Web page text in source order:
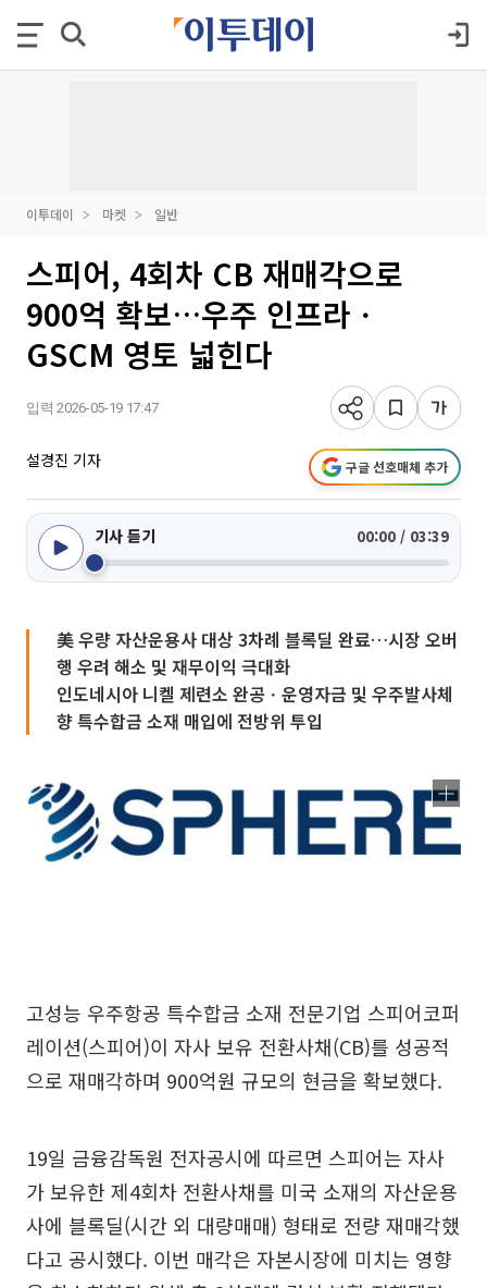
이투데이 마켓 일반
스피어, 4회차 CB 재매각으로
900억 확보…우주 인프라ㆍ
GSCM 영토 넓힌다
입력 2026-05-19 17:47
설경진 기자 구글 선호매체 추가
기사 듣기 00:00 / 03:39
美 우량 자산운용사 대상 3차례 블록딜 완료…시장 오버
행 우려 해소 및 재무이익 극대화
인도네시아 니켈 제련소 완공ㆍ운영자금 및 우주발사체
향 특수합금 소재 매입에 전방위 투입
고성능 우주항공 특수합금 소재 전문기업 스피어코퍼
레이션(스피어)이 자사 보유 전환사채(CB)를 성공적
으로 재매각하며 900억원 규모의 현금을 확보했다.
19일 금융감독원 전자공시에 따르면 스피어는 자사
가 보유한 제4회차 전환사채를 미국 소재의 자산운용
사에 블록딜(시간 외 대량매매) 형태로 전량 재매각했
다고 공시했다. 이번 매각은 자본시장에 미치는 영향